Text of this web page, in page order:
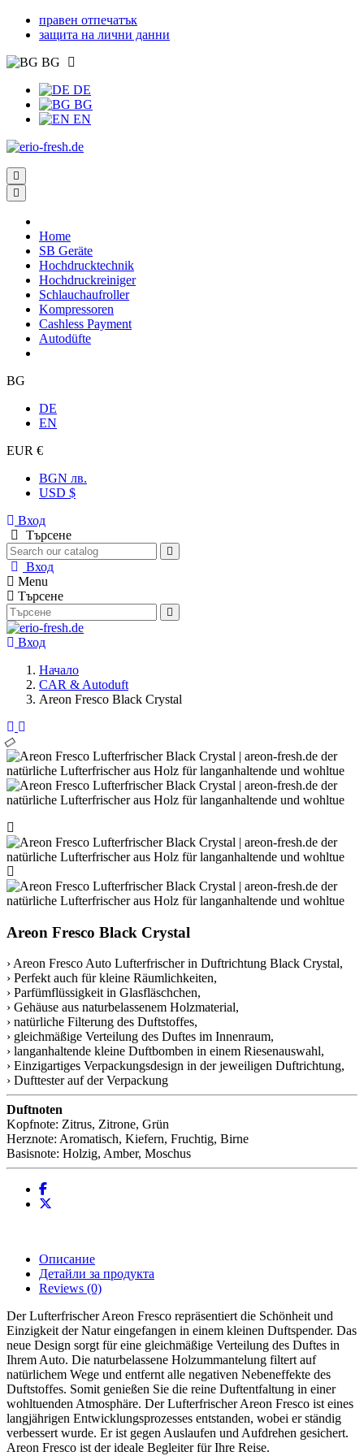
правен отпечатък
защита на лични данни
BG
DE
BG
EN
Home
SB Geräte
Hochdrucktechnik
Hochdruckreiniger
Schlauchaufroller
Kompressoren
Cashless Payment
Autodüfte
BG
DE
EN
EUR €
BGN лв.
USD $
Вход
Търсене
Вход
Menu
Търсене
Вход
Начало
CAR & Autoduft
Areon Fresco Black Crystal
Areon Fresco Black Crystal
› Areon Fresco Auto Lufterfrischer in Duftrichtung Black Crystal,
› Perfekt auch für kleine Räumlichkeiten,
› Parfümflüssigkeit in Glasfläschchen,
› Gehäuse aus naturbelassenem Holzmaterial,
› natürliche Filterung des Duftstoffes,
› gleichmäßige Verteilung des Duftes im Innenraum,
› langanhaltende kleine Duftbomben in einem Riesenauswahl,
› Einzigartiges Verpackungsdesign in der jeweiligen Duftrichtung,
› Dufttester auf der Verpackung
Duftnoten
Kopfnote: Zitrus, Zitrone, Grün
Herznote: Aromatisch, Kiefern, Fruchtig, Birne
Basisnote: Holzig, Amber, Moschus
Описание
Детайли за продукта
Reviews (0)
Der Lufterfrischer Areon Fresco repräsentiert die Schönheit und
Einzigkeit der Natur eingefangen in einem kleinen Duftspender. Das
neue Design sorgt für eine gleichmäßige Verteilung des Duftes in
Ihrem Auto. Die naturbelassene Holzummantelung filtert auf
natürlichem Wege und entfernt alle negativen Nebeneffekte des
Duftstoffes. Somit genießen Sie die reine Duftentfaltung in einer
wohltuenden Atmosphäre. Der Lufterfrischer Areon Fresco ist eines
langjährigen Entwicklungsprozesses entstanden, wobei er ständig
verbessert wurde. Er ist gegen Auslaufen und Aufdrehen gesichert.
Areon Fresco ist der ideale Begleiter für Ihre Reise.